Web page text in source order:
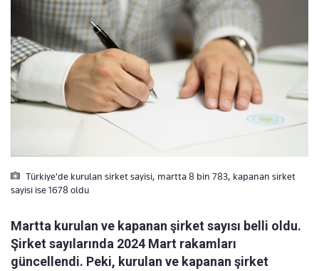
Türkiye'de kurulan sirket sayisi, martta 8 bin 783, kapanan sirket
sayisi ise 1678 oldu
Martta kurulan ve kapanan şirket sayısı belli oldu.
Şirket sayılarında 2024 Mart rakamları
güncellendi. Peki, kurulan ve kapanan şirket